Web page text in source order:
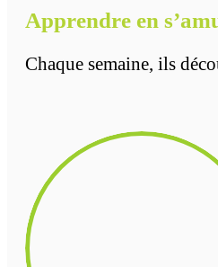
Apprendre en
Chaque semaine, ils